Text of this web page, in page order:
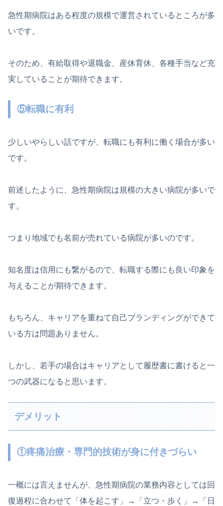
急性期病院はある程度の規模で運営されているところが多
いです。
そのため、有給取得や退職金、産休育休、各種手当など充
実していることが期待できます。
⑤転職に有利
少しいやらしい話ですが、転職にも有利に働く場合が多い
です。
前述したように、急性期病院は規模の大きい病院が多いで
す。
つまり地域でも名前が売れている病院が多いのです。
知名度は信用にも繋がるので、転職する際にも良い印象を
与えることが期待できます。
もちろん、キャリアを重ねて自己ブランディングができて
いる方は問題ありません。
しかし、若手の場合はキャリアとして履歴書に書けると一
つの武器になると思います。
デメリット
①疼痛治療・専門的技術が身に付きづらい
一概には言えませんが、急性期病院の業務内容としては回
復過程に合わせて「体を起こす」→「立つ・歩く」→「日